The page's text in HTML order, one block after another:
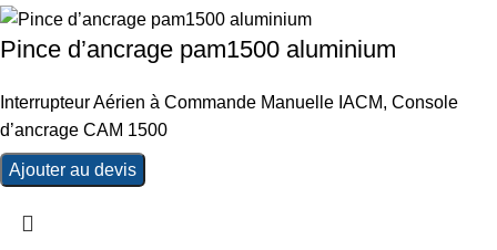
Pince d’ancrage pam1500 aluminium
Interrupteur Aérien à Commande Manuelle IACM, Console
d’ancrage CAM 1500
Ajouter au devis